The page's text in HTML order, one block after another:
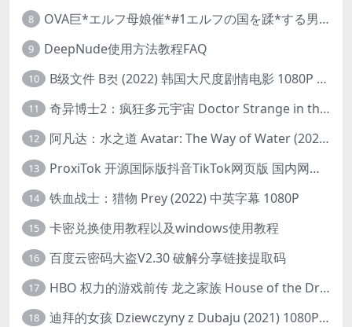
8 OVA巨*エルフ母娘催*#1エルフの国を蹂*する男。汚された女王と姫
9 DeepNude使用方法教程FAQ
10 B级文件 B컷 (2022) 韩国大尺度剧情电影 1080P 中字
11 奇异博士2：疯狂多元宇宙 Doctor Strange in the Multiverse of Madness (2022) 高清版1080p
12 阿凡达：水之道 Avatar: The Way of Water (2022) 1080p 2k 4k 中文字幕
13 ProxiTok 开源国际版抖音TikTok网页版 国内网络直连
14 铁血战士：猎物 Prey (2022) 中英字幕 1080P
15 卡密兑换使用教程以及windows使用教程
16 百度云密码大盗V2.30 破解分享链接提取码
17 HBO 权力的游戏前传 龙之家族 House of the Dragon (2022) 中字 1080P 更新4集
18 迪拜的女孩 Dziewczyny z Dubaju (2021) 1080P 中字